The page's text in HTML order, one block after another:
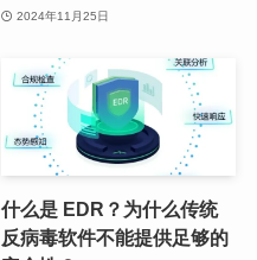
2024年11月25日
什么是 EDR？为什么传统
反病毒软件不能提供足够的